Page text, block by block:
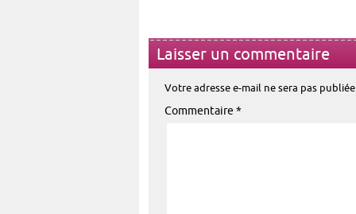
Laisser un commentaire
Votre adresse e-mail ne sera pas publiée.
Commentaire *